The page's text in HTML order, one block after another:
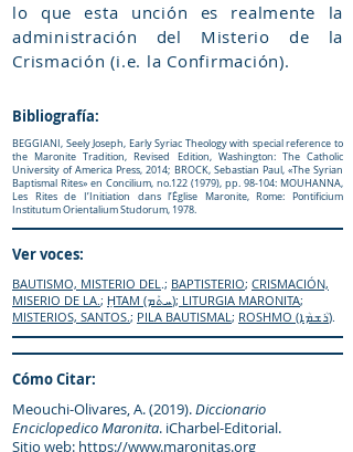
lo que esta unción es realmente la
administración del Misterio de la
Crismación (i.e. la Confirmación).
Bibliografía:
BEGGIANI, Seely Joseph, Early Syriac Theology with special reference to
the Maronite Tradition, Revised Edition, Washington: The Catholic
University of America Press, 2014; BROCK, Sebastian Paul, «The Syrian
Baptismal Rites» en Concilium, no.122 (1979), pp. 98-104: MOUHANNA,
Les Rites de I’Initiation dans l’Église Maronite, Rome: Pontificium
Institutum Orientalium Studorum, 1978.
Ver voces:
BAUTISMO, MISTERIO DEL.; BAPTISTERIO; CRISMACIÓN,
MISERIO DE LA.; ḤTAM (ܚܬܰܡ); LITURGIA MARONITA;
MISTERIOS, SANTOS.; PILA BAUTISMAL; ROSHMO (ܪܳܫܡܳܐ).
Cómo Citar:
Meouchi-Olivares, A. (2019).Diccionario
Enciclopedico Maronita. iCharbel-Editorial.
Sitio web: https://www.maronitas.org